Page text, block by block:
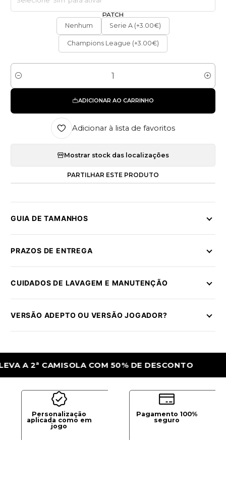
PATCH
Nenhum
Serie A (+3.00€)
Champions League (+3.00€)
Quantidade
ADICIONAR AO CARRINHO
Adicionar à lista de favoritos
Mostrar stock das localizações
PARTILHAR ESTE PRODUTO
GUIA DE TAMANHOS
PRAZOS DE ENTREGA
CUIDADOS DE LAVAGEM E MANUTENÇÃO
VERSÃO ADEPTO OU VERSÃO JOGADOR?
CAMISOLA COM 50% DE DESCONTO
Personalização
aplicada como em
jogo
Pagamento 100%
seguro